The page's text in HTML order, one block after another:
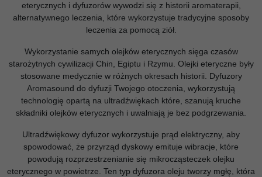
eterycznych i dyfuzorów wywodzi się z historii aromaterapii,
alternatywnego leczenia, które wykorzystuje tradycyjne sposoby
leczenia za pomocą ziół.
Wykorzystanie samych olejków eterycznych sięga czasów
starożytnych cywilizacji Chin, Egiptu i Rzymu. Olejki eteryczne były
stosowane medycznie w różnych okresach historii. Dyfuzory
Aromasound do dyfuzji Twojego otoczenia, wykorzystują
technologię opartą na ultradźwiękach które, szanują kruche
składniki olejków eterycznych i uwalniają je bez podgrzewania.
Ultradźwiękowy dyfuzor wykorzystuje prąd elektryczny, aby
spowodować, że przyrząd dyskowy emituje wibracje, które
powodują rozprzestrzenianie się mikrocząsteczek olejku
eterycznego w powietrze. Ten typ dyfuzora oleju tworzy mgłę, która